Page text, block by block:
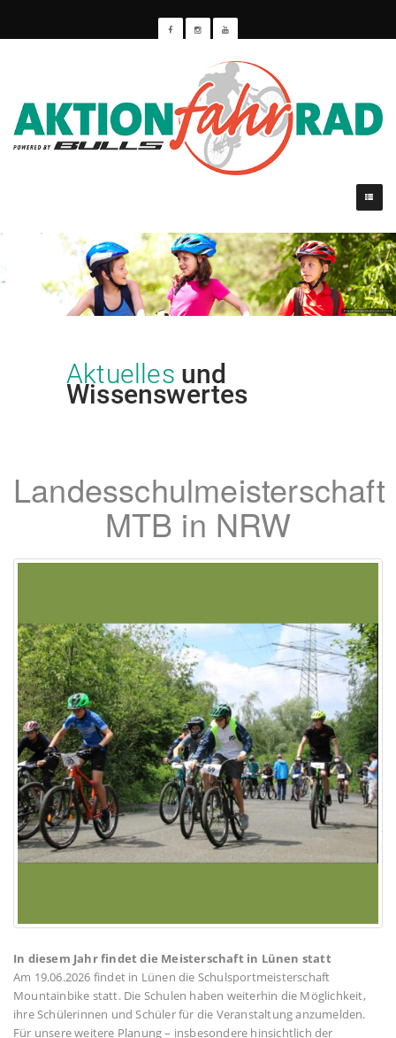
Aktuelles und
Wissenswertes
Landesschulmeisterschaft
MTB in NRW
In diesem Jahr findet die Meisterschaft in Lünen statt
Am 19.06.2026 findet in Lünen die Schulsportmeisterschaft
Mountainbike statt. Die Schulen haben weiterhin die Möglichkeit,
ihre Schülerinnen und Schüler für die Veranstaltung anzumelden.
Für unsere weitere Planung – insbesondere hinsichtlich der